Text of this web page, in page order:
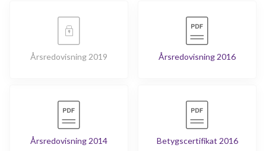
Årsredovisning 2019 Årsredovisning 2016
Årsredovisning 2014 Betygscertifikat 2016